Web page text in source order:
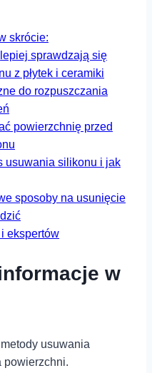
skrócie:
sprawdzają‍ się
‌z płytek i ‌ceramiki
do rozpuszczania
⁤powierzchnię przed
usuwania⁤ silikonu ‍i jak
⁤sposoby na usunięcie
ekspertów
w‍
‍usuwania
​powierzchni.